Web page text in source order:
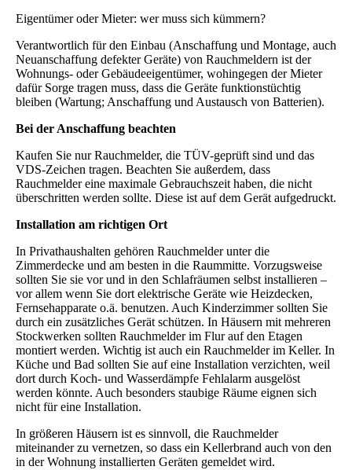
Eigentümer oder Mieter: wer muss sich kümmern?
Verantwortlich für den Einbau (Anschaffung und Montage, auch
Neuanschaffung defekter Geräte) von Rauchmeldern ist der
Wohnungs- oder Gebäudeeigentümer, wohingegen der Mieter
dafür Sorge tragen muss, dass die Geräte funktionstüchtig
bleiben (Wartung; Anschaffung und Austausch von Batterien).
Bei der Anschaffung beachten
Kaufen Sie nur Rauchmelder, die TÜV-geprüft sind und das
VDS-Zeichen tragen. Beachten Sie außerdem, dass
Rauchmelder eine maximale Gebrauchszeit haben, die nicht
überschritten werden sollte. Diese ist auf dem Gerät aufgedruckt.
Installation am richtigen Ort
In Privathaushalten gehören Rauchmelder unter die
Zimmerdecke und am besten in die Raummitte. Vorzugsweise
sollten Sie sie vor und in den Schlafräumen selbst installieren –
vor allem wenn Sie dort elektrische Geräte wie Heizdecken,
Fernsehapparate o.ä. benutzen. Auch Kinderzimmer sollten Sie
durch ein zusätzliches Gerät schützen. In Häusern mit mehreren
Stockwerken sollten Rauchmelder im Flur auf den Etagen
montiert werden. Wichtig ist auch ein Rauchmelder im Keller. In
Küche und Bad sollten Sie auf eine Installation verzichten, weil
dort durch Koch- und Wasserdämpfe Fehlalarm ausgelöst
werden könnte. Auch besonders staubige Räume eignen sich
nicht für eine Installation.
In größeren Häusern ist es sinnvoll, die Rauchmelder
miteinander zu vernetzen, so dass ein Kellerbrand auch von den
in der Wohnung installierten Geräten gemeldet wird.